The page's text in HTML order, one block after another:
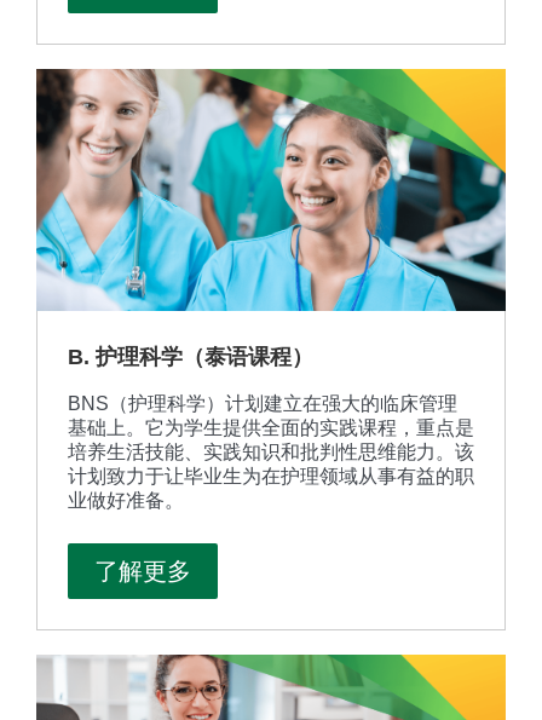
B. 护理科学（泰语课程）
BNS（护理科学）计划建立在强大的临床管理
基础上。它为学生提供全面的实践课程，重点是
培养生活技能、实践知识和批判性思维能力。该
计划致力于让毕业生为在护理领域从事有益的职
业做好准备。
了解更多